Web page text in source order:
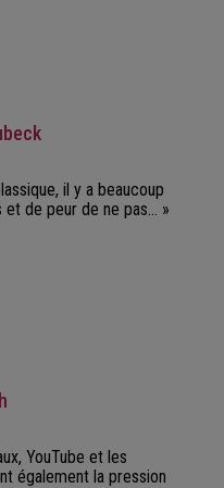
il y a beaucoup
de peur de ne pas… »
YouTube et les
également la pression